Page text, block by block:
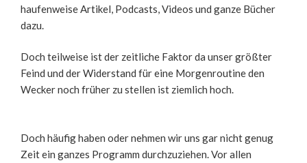
haufenweise Artikel, Podcasts, Videos und ganze Bücher
dazu.
Doch teilweise ist der zeitliche Faktor da unser größter
Feind und der Widerstand für eine Morgenroutine den
Wecker noch früher zu stellen ist ziemlich hoch.
Doch häufig haben oder nehmen wir uns gar nicht genug
Zeit ein ganzes Programm durchzuziehen. Vor allen